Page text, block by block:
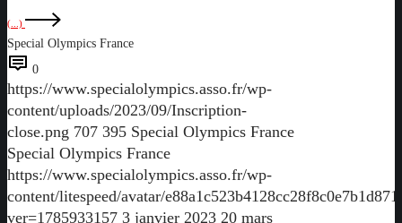
(...)
Special Olympics France
0
https://www.specialolympics.asso.fr/wp-
content/uploads/2023/09/Inscription-
close.png 707 395 Special Olympics France
Special Olympics France
https://www.specialolympics.asso.fr/wp-
content/litespeed/avatar/
ver=1785933157 3 janvier 2023 20 mars